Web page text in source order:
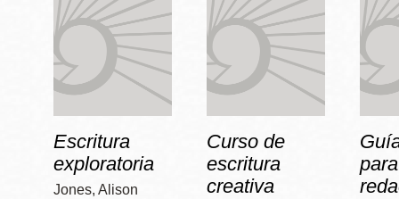
Escritura
exploratoria
Jones, Alison
Curso de
escritura
creativa